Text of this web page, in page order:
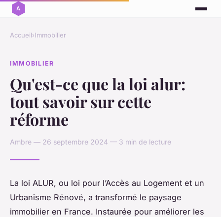
Accueil›Immobilier
IMMOBILIER
Qu'est-ce que la loi alur:
tout savoir sur cette
réforme
Ambre — 26 septembre 2024 — 3 min de lecture
La loi ALUR, ou loi pour l’Accès au Logement et un
Urbanisme Rénové, a transformé le paysage
immobilier en France. Instaurée pour améliorer les